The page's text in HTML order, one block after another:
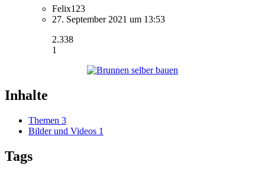
Felix123
27. September 2021 um 13:53
2.338
1
Inhalte
Themen 3
Bilder und Videos 1
Tags